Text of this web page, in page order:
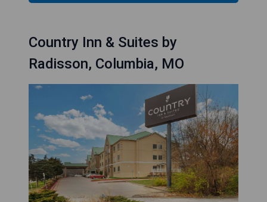
Country Inn & Suites by
Radisson, Columbia, MO